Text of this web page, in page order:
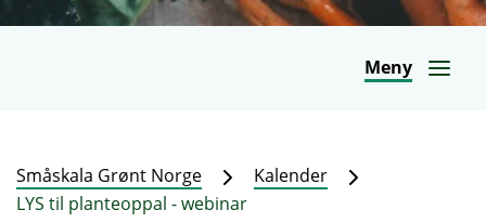
Meny
Småskala Grønt Norge
Kalender
LYS til planteoppal - webinar